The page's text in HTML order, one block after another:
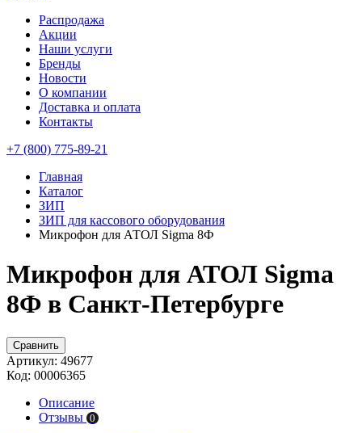
Распродажа
Акции
Наши услуги
Бренды
Новости
О компании
Доставка и оплата
Контакты
+7 (800) 775-89-21
Главная
Каталог
ЗИП
ЗИП для кассового оборудования
Микрофон для АТОЛ Sigma 8Ф
Микрофон для АТОЛ Sigma
8Ф в Санкт-Петербурге
Сравнить
Артикул: 49677
Код: 00006365
Описание
Отзывы 0